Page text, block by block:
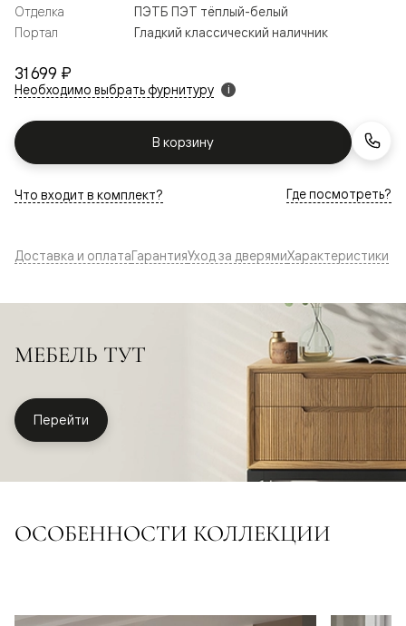
31 699 ₽
Необходимо выбрать фурнитуру i
В корзину
Отделка
ПЭТБ ПЭТ тёплый-белый
Портал
Гладкий классический наличник
Что входит в комплект? Где посмотреть?
Доставка и оплатаГарантияУход за дверямиХарактеристики
МЕБЕЛЬ ТУТ
Перейти
ОСОБЕННОСТИ КОЛЛЕКЦИИ